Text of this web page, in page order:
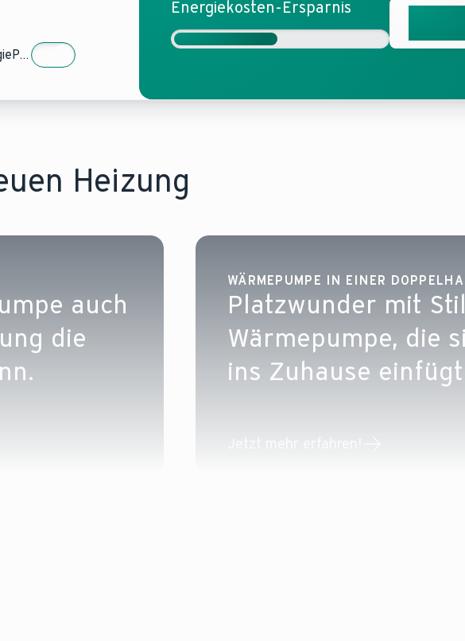
EnergiePLUS
Energiekosten-Ersparnis
Heizung
auch
die
WÄRMEPUMPE IN EINER
Platzwunder mit
Wärmepumpe, die
ins Zuhause